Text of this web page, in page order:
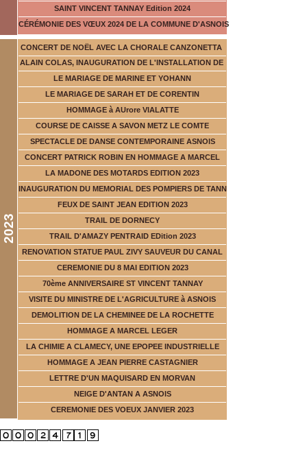
2023
SAINT VINCENT TANNAY Edition 2024
CÉRÉMONIE DES VŒUX 2024 DE LA COMMUNE D'ASNOIS
CONCERT DE NOËL AVEC LA CHORALE CANZONETTA
ALAIN COLAS, INAUGURATION DE L'INSTALLATION DE
LE MARIAGE DE MARINE ET YOHANN
LE MARIAGE DE SARAH ET DE CORENTIN
HOMMAGE à AUrore VIALATTE
COURSE DE CAISSE A SAVON METZ LE COMTE
SPECTACLE DE DANSE CONTEMPORAINE ASNOIS
CONCERT PATRICK ROBIN EN HOMMAGE A MARCEL
LA MADONE DES MOTARDS EDITION 2023
INAUGURATION DU MEMORIAL DES POMPIERS DE TANN
FEUX DE SAINT JEAN EDITION 2023
TRAIL DE DORNECY
TRAIL D'AMAZY PENTRAID EDition 2023
RENOVATION STATUE PAUL ZIVY SAUVEUR DU CANAL
CEREMONIE DU 8 MAI EDITION 2023
70ème ANNIVERSAIRE ST VINCENT TANNAY
VISITE DU MINISTRE DE L'AGRICULTURE à ASNOIS
DEMOLITION DE LA CHEMINEE DE LA ROCHETTE
HOMMAGE A MARCEL LEGER
LA CHIMIE A CLAMECY, UNE EPOPEE INDUSTRIELLE
HOMMAGE A JEAN PIERRE CASTAGNIER
LETTRE D'UN MAQUISARD EN MORVAN
NEIGE D'ANTAN A ASNOIS
CEREMONIE DES VOEUX JANVIER 2023